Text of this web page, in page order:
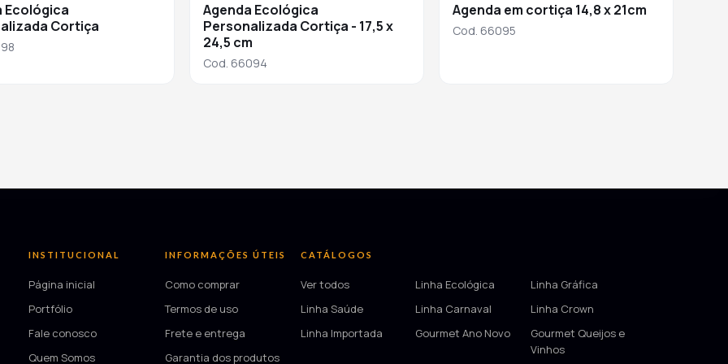
Ecológica
Cortiça
Agenda Ecológica
Personalizada Cortiça - 17,5 x
24,5 cm
Cod. 66094
Agenda em cortiça 14,8 x 21cm
Cod. 66095
INSTITUCIONAL
Página inicial
Portfólio
Fale conosco
Quem Somos
INFORMAÇÕES ÚTEIS
Como comprar
Termos de uso
Frete e entrega
Garantia dos produtos
CATÁLOGOS
Ver todos Linha Ecológica
Linha Gráfica
Linha Saúde
Linha Carnaval
Linha Crown
Linha Importada
Gourmet Ano Novo
Gourmet Queijos e
Vinhos